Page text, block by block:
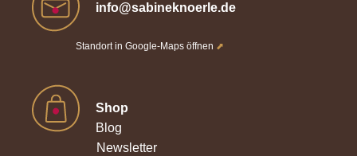
Shop
Blog
Newsletter
info@sabineknoerle.de
Standort in Google-Maps öffnen ⬈